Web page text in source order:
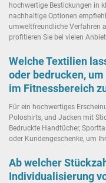
hochwertige Bestickungen in
nachhaltige Optionen
umweltfreundliche Verfahren
profitieren Sie bei vielen
Welche Textilien
oder bedrucken,
im Fitnessbereich
Für ein hochwertiges
Poloshirts, und Jacken mit
Bedruckte Handtücher,
oder Kundengeschenke, um
Ab welcher
Individualisierung